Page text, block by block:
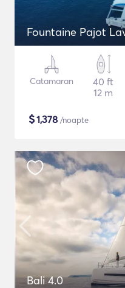
Fountaine Pajot
Catamaran
40 ft
12 m
$1,378 /noapte
Bali 4.0